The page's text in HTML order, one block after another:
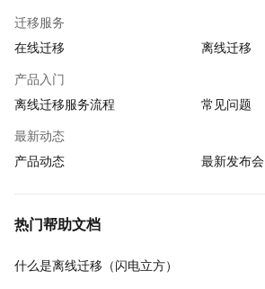
迁移服务
在线迁移
离线迁移
产品入门
离线迁移服务流程
常见问题
最新动态
产品动态
最新发布会
热门帮助文档
什么是离线迁移（闪电立方）